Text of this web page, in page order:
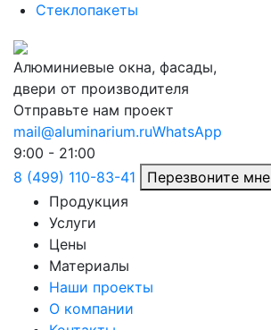
Стеклопакеты
Алюминиевые окна, фасады,
двери от производителя
Отправьте нам проект
mail@aluminarium.ruWhatsApp
9:00 - 21:00
8 (499) 110-83-41
Перезвоните мне
Продукция
Услуги
Цены
Материалы
Наши проекты
О компании